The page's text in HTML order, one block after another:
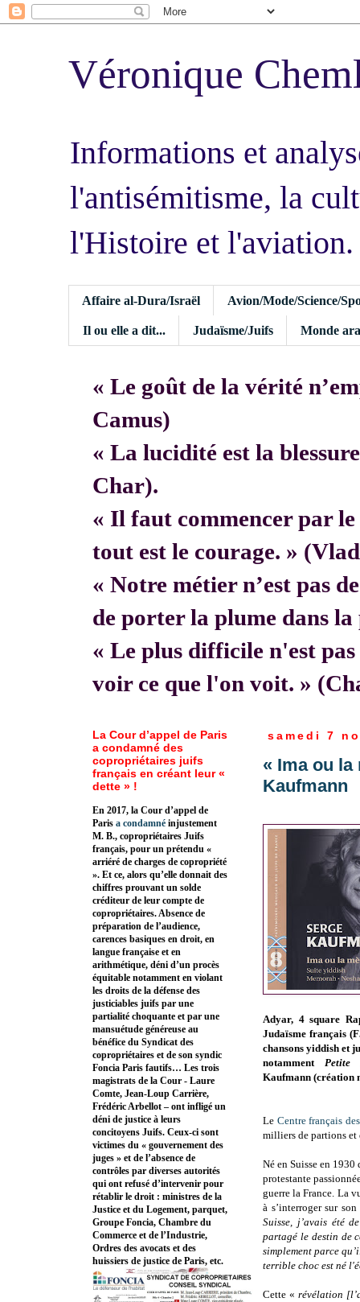
Véronique
Informations et
l'antisémitisme, la
l'Histoire et l'aviation.
Affaire al-Dura/Israël Avion/Mode/Science/
Il ou elle a dit... Judaïsme/Juifs Monde
« Le goût de la vérité
Camus)
« La lucidité est la
Char).
« Il faut commencer par le
tout est le courage. »
« Notre métier n’est pas
de porter la plume dans
« Le plus difficile n'est
voir ce que l'on voit. »
samedi 7
« Ima ou la
Kaufmann
Adyar, 4 square
Judaïsme français
chansons yiddish et
notamment
Kaufmann (création
Le Centre français
milliers de partions et
Né en Suisse en
protestante
guerre la France. La
à s’interroger sur
Suisse, j’avais été
partagé le destin de
simplement parce
terrible choc est né
Cette «révélation
La Cour d’appel de Paris
a condamné des
copropriétaires juifs
français en créant leur «
dette » !
En 2017, la Cour d’appel de
Paris a condamné injustement
M. B., copropriétaires Juifs
français, pour un prétendu «
arriéré de charges de copropriété
». Et ce, alors qu’elle donnait des
chiffres prouvant un solde
créditeur de leur compte de
copropriétaires. Absence de
préparation de l’audience,
carences basiques en droit, en
langue française et en
arithmétique, déni d’un procès
équitable notamment en violant
les droits de la défense des
justiciables juifs par une
partialité choquante et par une
mansuétude généreuse au
bénéfice du Syndicat des
copropriétaires et de son syndic
Foncia Paris fautifs… Les trois
magistrats de la Cour - Laure
Comte, Jean-Loup Carrière,
Frédéric Arbellot – ont infligé un
déni de justice à leurs
concitoyens Juifs. Ceux-ci sont
victimes du « gouvernement des
juges » et de l’absence de
contrôles par diverses autorités
qui ont refusé d’intervenir pour
rétablir le droit : ministres de la
Justice et du Logement, parquet,
Groupe Foncia, Chambre du
Commerce et de l’Industrie,
Ordres des avocats et des
huissiers de justice de Paris, etc.